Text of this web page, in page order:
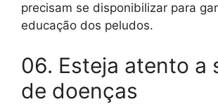
precisam se disponibilizar para
educação dos peludos.
06. Esteja atento a
de doenças